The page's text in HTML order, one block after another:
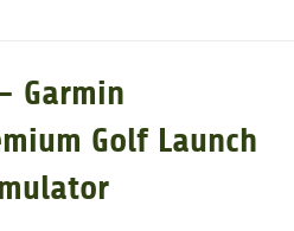
Garmin
Golf Launch